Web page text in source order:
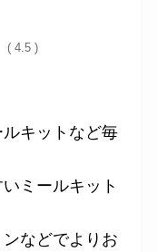
( 4.5 )
キットなど毎
ミールキット
などでよりお